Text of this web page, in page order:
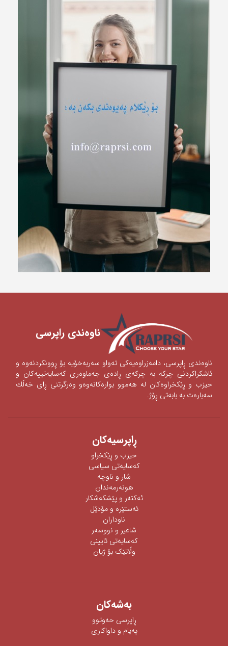
ناوه‌ندی ‌راپرسی
ناوه‌ندی‌ ڕاپرسی‌، دامه‌زراوه‌یه‌كی‌ ته‌واو سه‌ربه‌خۆیه‌ بۆ ڕوونكردنه‌وه‌ و
ئاشكراكردنی‌‌ چركه‌ به‌ چركه‌ی‌ ڕاده‌ی‌ جه‌ماوه‌ری‌ كه‌سایه‌تییه‌كان و
حیزب و ڕێكخراوه‌كان له‌ هه‌موو بواره‌كانه‌وه‌‌‌و وه‌رگرتنی‌ ڕای‌ خه‌ڵك
سه‌باره‌ت به‌ بابه‌تی‌ ڕۆژ.
ڕاپرسیه‌كان
حیزب و ڕێکخراو
كەسایەتی سیاسی
شار و ناوچە
هونەرمەندان
ئه‌كته‌ر‌ و پێشكه‌شكار
ئه‌ستێره‌ و مۆدێل
ناوداران
شاعیر و نووسەر
كەسایەتی ئایینی
وڵاتێک بۆ ژیان
به‌شه‌كان
ڕاپرسی‌ حه‌وتوو
په‌یام و داواكاری‌